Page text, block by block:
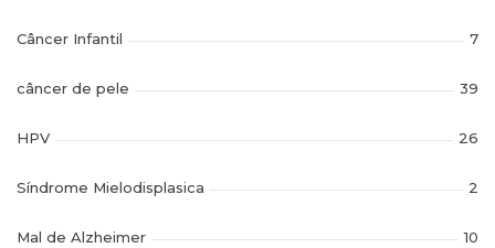
Câncer Infantil 7
câncer de pele 39
HPV 26
Síndrome Mielodisplasica 2
Mal de Alzheimer 10